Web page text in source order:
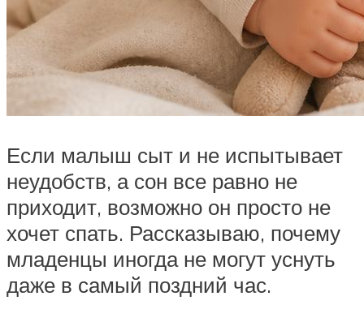
Если малыш сыт и не испытывает
неудобств, а сон все равно не
приходит, возможно он просто не
хочет спать. Рассказываю, почему
младенцы иногда не могут уснуть
даже в самый поздний час.